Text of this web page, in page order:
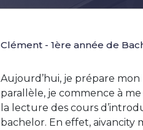
Clément - 1ère année de
Aujourd’hui, je prépare mon
parallèle, je commence à
la lecture des cours
bachelor. En effet, aivancity